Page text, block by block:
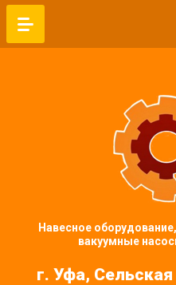
Навесное
вакуумные
г. Уфа,